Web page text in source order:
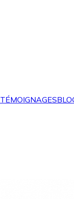
TÉMOIGNAGES